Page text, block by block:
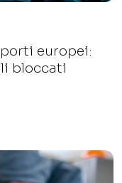
europei:
bloccati